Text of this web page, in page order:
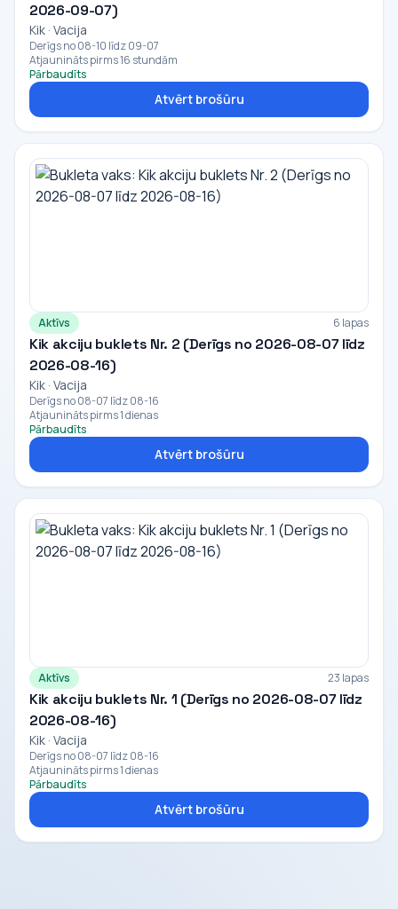
2026-09-07)
Kik · Vacija
Derīgs no 08-10 līdz 09-07
Atjaunināts pirms 16 stundām
Pārbaudīts
Atvērt brošūru
Aktīvs 6 lapas
Kik akciju buklets Nr. 2 (Derīgs no 2026-08-07 līdz
2026-08-16)
Kik · Vacija
Derīgs no 08-07 līdz 08-16
Atjaunināts pirms 1 dienas
Pārbaudīts
Atvērt brošūru
Aktīvs 23 lapas
Kik akciju buklets Nr. 1 (Derīgs no 2026-08-07 līdz
2026-08-16)
Kik · Vacija
Derīgs no 08-07 līdz 08-16
Atjaunināts pirms 1 dienas
Pārbaudīts
Atvērt brošūru